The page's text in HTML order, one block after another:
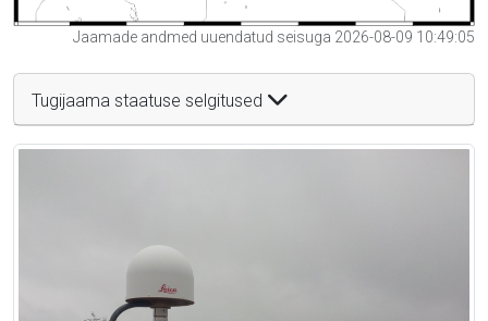
Jaamade andmed uuendatud seisuga 2026-08-09 10:49:05
Tugijaama staatuse selgitused